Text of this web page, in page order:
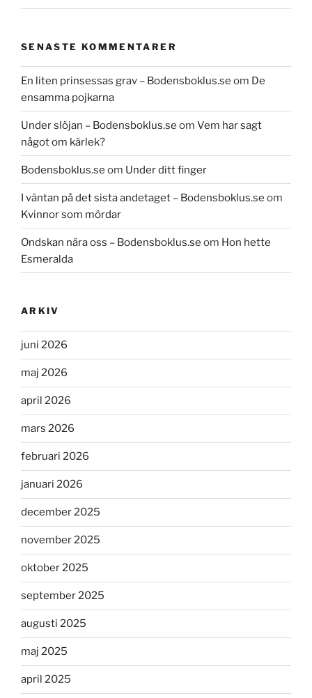
SENASTE KOMMENTARER
En liten prinsessas grav – Bodensboklus.se om De
ensamma pojkarna
Under slöjan – Bodensboklus.se om Vem har sagt
något om kärlek?
Bodensboklus.se om Under ditt finger
I väntan på det sista andetaget – Bodensboklus.se om
Kvinnor som mördar
Ondskan nära oss – Bodensboklus.se om Hon hette
Esmeralda
ARKIV
juni 2026
maj 2026
april 2026
mars 2026
februari 2026
januari 2026
december 2025
november 2025
oktober 2025
september 2025
augusti 2025
maj 2025
april 2025